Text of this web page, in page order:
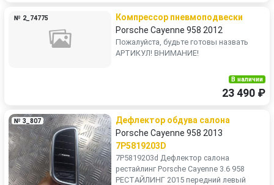
№ 2_74775
Компрессор пневмоподвески
Porsche Cayenne 958 2012
Пожалуйста, будьте готовы назвать
АРТИКУЛ! ВНИМАНИЕ!
В наличии
23 490 ₽
№ 3_807
Дефлектор обдува салона
Porsche Cayenne 958 2013
7P5819203D
7P5819203d Дефлектор салона
рестайлинг Porsche Cayenne 3.6 958
РЕСТАЙЛИНГ 2015 передний левый